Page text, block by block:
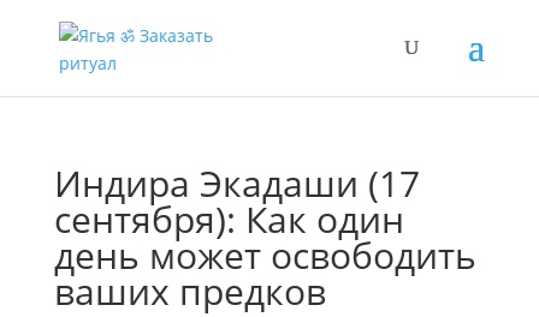
Индира Экадаши (17
сентября): Как один
день может освободить
ваших предков